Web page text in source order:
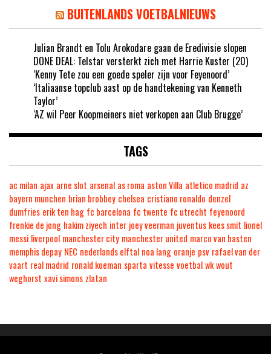
BUITENLANDS VOETBALNIEUWS
Julian Brandt en Tolu Arokodare gaan de Eredivisie slopen
DONE DEAL: Telstar versterkt zich met Harrie Kuster (20)
‘Kenny Tete zou een goede speler zijn voor Feyenoord’
‘Italiaanse topclub aast op de handtekening van Kenneth
Taylor’
‘AZ wil Peer Koopmeiners niet verkopen aan Club Brugge’
TAGS
ac milan ajax arne slot arsenal as roma aston Villa atletico madrid az
bayern munchen brian brobbey chelsea cristiano ronaldo denzel
dumfries erik ten hag fc barcelona fc twente fc utrecht feyenoord
frenkie de jong hakim ziyech inter joey veerman juventus kees smit lionel
messi liverpool manchester city manchester united marco van basten
memphis depay NEC nederlands elftal noa lang oranje psv rafael van der
vaart real madrid ronald koeman sparta vitesse voetbalwkwout
weghorst xavi simons zlatan